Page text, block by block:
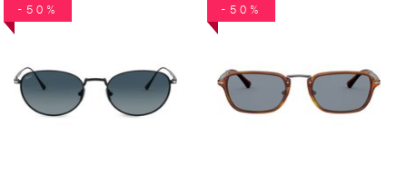
-50% -50%